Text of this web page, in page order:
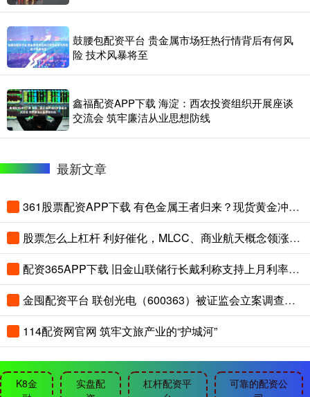
鼓腰包配资平台 贵金属市场狂热行情背后有何风
险 技术风暴将至
鑫福配资APP下载 海淀：西农投资组织开展座谈
交流会 筑牢廉洁从业思想防线
最新文章
361股票配资APP下载 有色金属王者归来？现货黄金冲击4300美元！云南锗业三连板，华宝基金有色ETF（159876）盘中拉升2.45%
股票怎么上杠杆 利好催化，MLCC、商业航天概念领涨，华宝基金军工ETF（512810）冲击五连阳！机构：军工向上弹性积蓄
配资365APP下载 旧金山联储行长戴利称支持上月利率决议 警告通胀风险
金囤配资平台 联创光电（600363）被证监会立案调查，受损股民可索赔
114配资网官网 筑牢文旅产业的“护城河”
K8金
实盘配
杠杆配资平
可靠的配资公